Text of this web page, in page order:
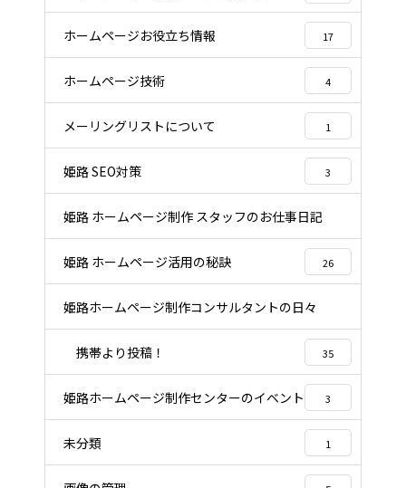
ホームページお役立ち情報 17
ホームページ技術 4
メーリングリストについて 1
姫路 SEO対策 3
姫路 ホームページ制作 スタッフのお仕事日記
22
姫路 ホームページ活用の秘訣 26
姫路ホームページ制作コンサルタントの日々
96
携帯より投稿！ 35
姫路ホームページ制作センターのイベント 3
未分類 1